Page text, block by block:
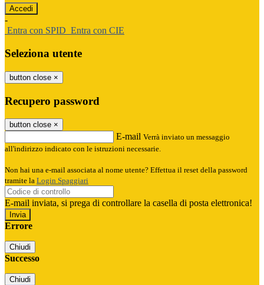
-
Entra con SPID Entra con CIE
Seleziona utente
button close ×
Recupero password
button close ×
E-mail Verrà inviato un messaggio
all'indirizzo indicato con le istruzioni necessarie.
Non hai una e-mail associata al nome utente? Effettua il reset della password
tramite la Login Spaggiari
E-mail inviata, si prega di controllare la casella di posta elettronica!
Errore
Chiudi
Successo
Chiudi